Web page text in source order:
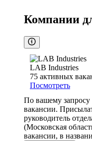
Компании
LAB Industries
75 активных
Посмотреть
По вашему запросу
вакансии.
руководитель
(Московская
вакансии, в